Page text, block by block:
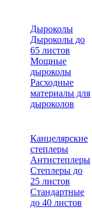
Дыроколы
Дыроколы до
65 листов
Мощные
дыроколы
Расходные
материалы для
дыроколов
Канцелярские
степлеры
Антистеплеры
Степлеры до
25 листов
Стандартные
до 40 листов